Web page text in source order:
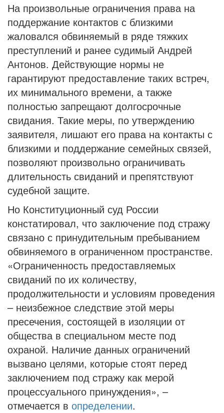
На произвольные ограничения права на
поддержание контактов с близкими
жаловался обвиняемый в ряде тяжких
преступлений и ранее судимый Андрей
Антонов. Действующие нормы не
гарантируют предоставление таких встреч,
их минимального времени, а также
полностью запрещают долгосрочные
свидания. Такие меры, по утверждению
заявителя, лишают его права на контакты с
близкими и поддержание семейных связей,
позволяют произвольно ограничивать
длительность свиданий и препятствуют
судебной защите.
Но Конституционный суд России
констатировал, что заключение под стражу
связано с принудительным пребыванием
обвиняемого в ограниченном пространстве.
«Ограниченность предоставляемых
свиданий по их количеству,
продолжительности и условиям проведения
– неизбежное следствие этой меры
пресечения, состоящей в изоляции от
общества в специальном месте под
охраной. Наличие данных ограничений
вызвано целями, которые стоят перед
заключением под стражу как мерой
процессуального принуждения», –
отмечается в определении.